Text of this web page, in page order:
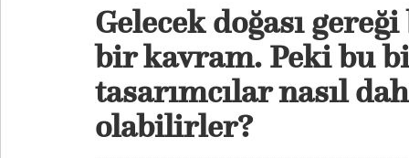
Gelecek doğası
bir kavram. Peki bu
tasarımcılar nasıl
olabilirler?